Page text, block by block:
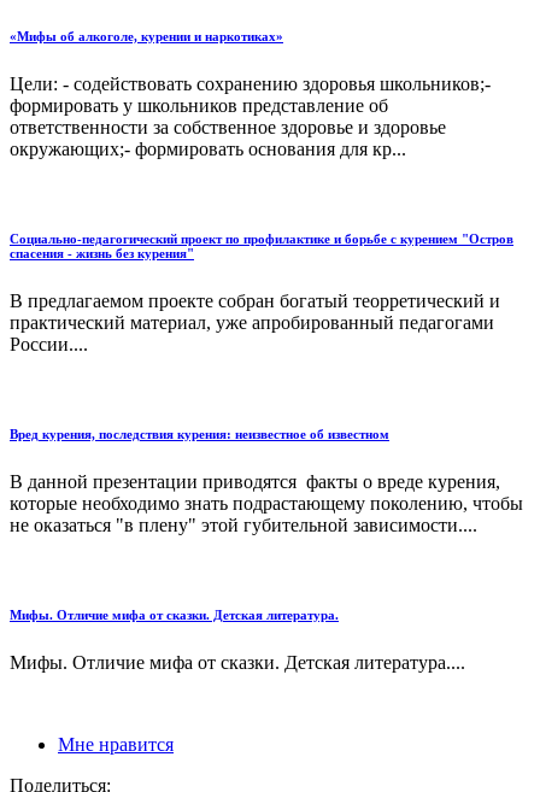
«Мифы об алкоголе, курении и наркотиках»
Цели: - содействовать сохранению здоровья школьников;-
формировать у школьников представление об
ответственности за собственное здоровье и здоровье
окружающих;- формировать основания для кр...
Социально-педагогический проект по профилактике и борьбе с курением "Остров
спасения - жизнь без курения"
В предлагаемом проекте собран богатый теорретический и
практический материал, уже апробированный педагогами
России....
Вред курения, последствия курения: неизвестное об известном
В данной презентации приводятся факты о вреде курения,
которые необходимо знать подрастающему поколению, чтобы
не оказаться "в плену" этой губительной зависимости....
Мифы. Отличие мифа от сказки. Детская литература.
Мифы. Отличие мифа от сказки. Детская литература....
Мне нравится
Поделиться: